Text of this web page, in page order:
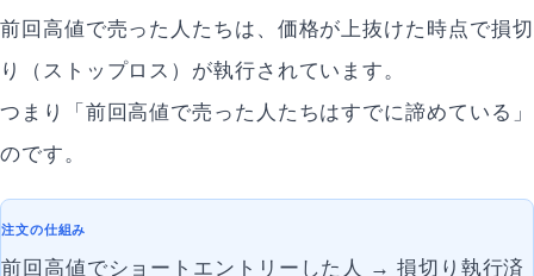
前回高値で売った人たちは、価格が上抜けた時点で損切
り（ストップロス）が執行されています。
つまり「前回高値で売った人たちはすでに諦めている」
のです。
注文の仕組み
前回高値でショートエントリーした人 → 損切り執行済